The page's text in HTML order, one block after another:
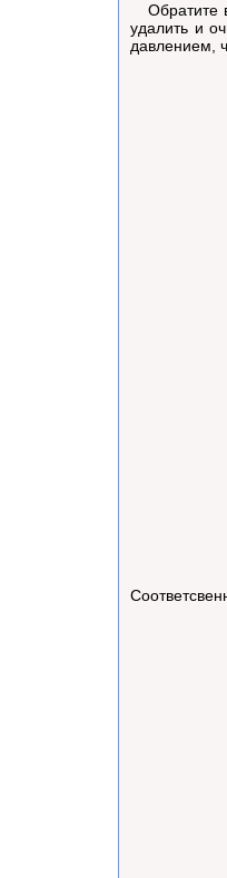
Обратите
удалить и
давлением,